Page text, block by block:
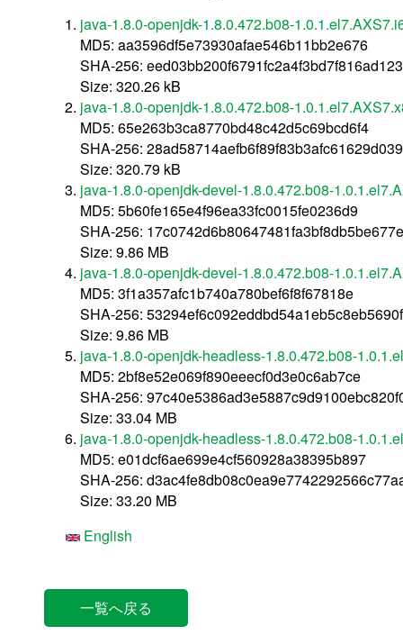
java-1.8.0-openjdk-1.8.0.472.b08-
MD5: aa3596df5e73930afae546b11bb2e676
SHA-256:
Size: 320.26 kB
java-1.8.0-openjdk-1.8.0.472.b08-
MD5: 65e263b3ca8770bd48c42d5c69bcd6f4
SHA-256:
Size: 320.79 kB
java-1.8.0-openjdk-devel-1.8.0.472.b08-
MD5: 5b60fe165e4f96ea33fc0015fe0236d9
SHA-256:
Size: 9.86 MB
java-1.8.0-openjdk-devel-1.8.0.472.b08-
MD5: 3f1a357afc1b740a780bef6f8f67818e
SHA-256:
Size: 9.86 MB
java-1.8.0-openjdk-headless-1.8.0.472.b08-
MD5: 2bf8e52e069f890eeecf0d3e0c6ab7ce
SHA-256:
Size: 33.04 MB
java-1.8.0-openjdk-headless-1.8.0.472.b08-
MD5: e01dcf6ae699e4cf560928a38395b897
SHA-256:
Size: 33.20 MB
English
一覧へ戻る